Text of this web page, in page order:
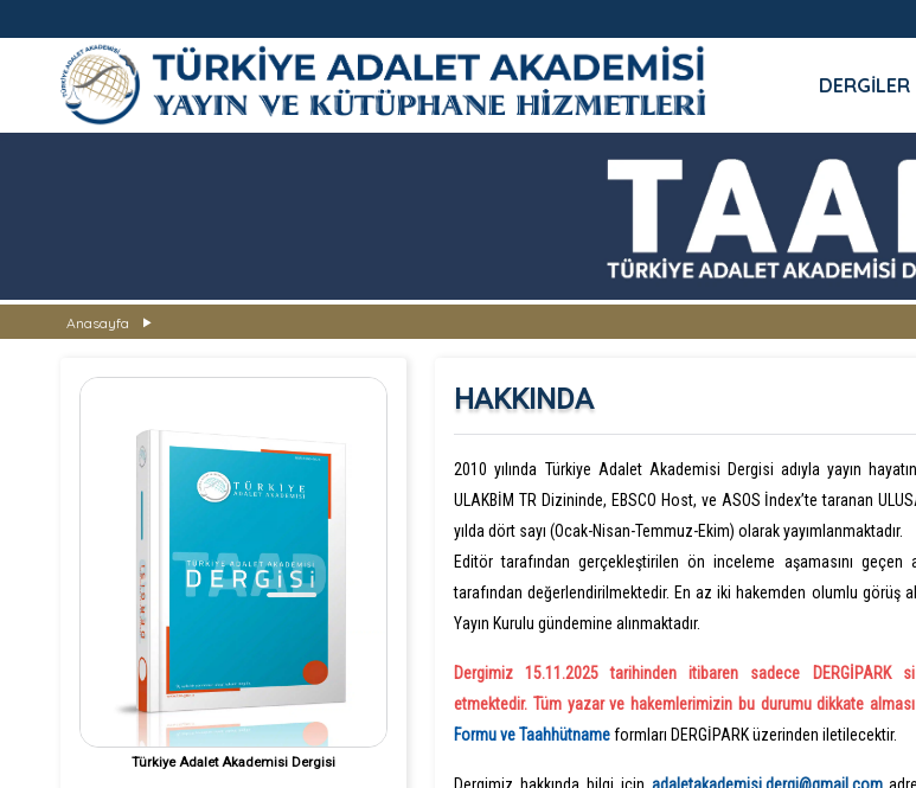
TÜRKİYE ADALET AKADEMİSİ YAYINLARI
DERGİLER
Anasayfa
Türkiye Adalet Akademisi Dergisi
HAKKINDA
2010 yılında Türkiye Adalet Akademisi Dergisi adıyla yayın
ULAKBİM TR Dizininde, EBSCO Host, ve ASOS İndex’te taranan
yılda dört sayı (Ocak-Nisan-Temmuz-Ekim) olarak yayımlanmaktadır.
Editör tarafından gerçekleştirilen ön inceleme aşamasını geçen
tarafından değerlendirilmektedir. En az iki hakemden olumlu görüş
Yayın Kurulu gündemine alınmaktadır.
Dergimiz 15.11.2025 tarihinden itibaren sadece DERGİPARK
etmektedir. Tüm yazar ve hakemlerimizin bu durumu dikkate
Formu ve Taahhütnameformları DERGİPARK üzerinden iletilecektir.